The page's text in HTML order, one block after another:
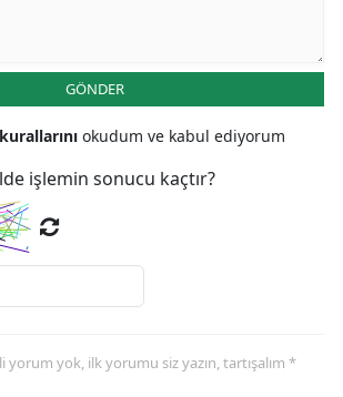
GÖNDER
okudum ve kabul ediyorum
işlemin sonucu kaçtır?
yorum yok, ilk yorumu siz yazın, tartışalım *